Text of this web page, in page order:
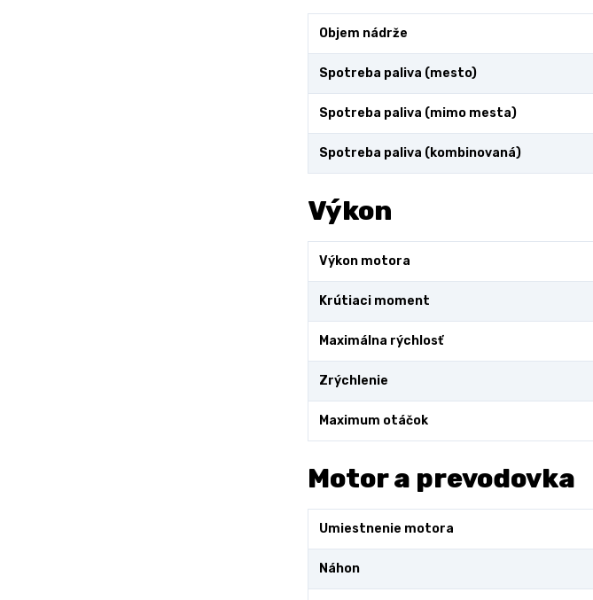
Objem nádrže
Spotreba paliva (mesto)
Spotreba paliva (mimo mesta)
Spotreba paliva (kombinovaná)
Výkon
Výkon motora
Krútiaci moment
Maximálna rýchlosť
Zrýchlenie
Maximum otáčok
Motor a prevodovka
Umiestnenie motora
Náhon